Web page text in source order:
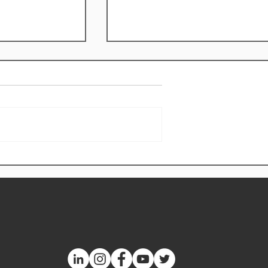
cerro la
Itinerante en Comodoro